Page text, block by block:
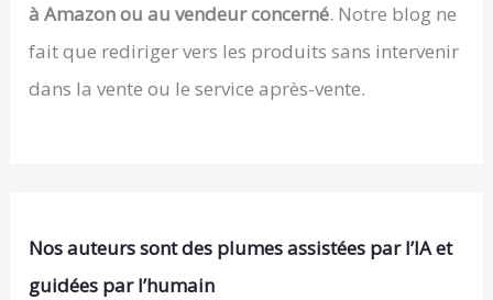
à Amazon ou au vendeur concerné. Notre blog ne
fait que rediriger vers les produits sans intervenir
dans la vente ou le service après-vente.
Nos auteurs sont des plumes assistées par l’IA et
guidées par l’humain